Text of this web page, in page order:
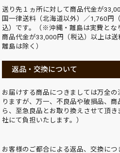
送り先１ヵ所に対して商品代金が
国一律送料（北海道以外）／1,760円
込）です。（※沖縄・離島は実費とな
商品代金が33,000円（税込）以上は
離島は除く）
返品・交換について
お届けする商品につきましては万全
りますが、万一、不良品や破損品、
ら、至急良品とお取り換えさせて頂
社にて負担いたします。）
お客様のご都合による返品、交換に